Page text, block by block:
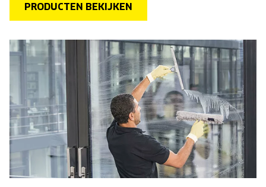
PRODUCTEN BEKIJKEN